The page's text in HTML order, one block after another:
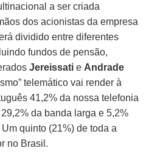
a ser criada
dos acionistas da empresa
dividido entre diferentes
fundos de pensão,
Jereissati e Andrade
telemático vai render à
41,2% da nossa telefonia
da banda larga e 5,2%
quinto (21%) de toda a
no Brasil.